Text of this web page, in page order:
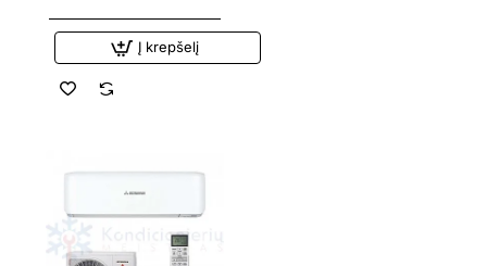
Į krepšelį